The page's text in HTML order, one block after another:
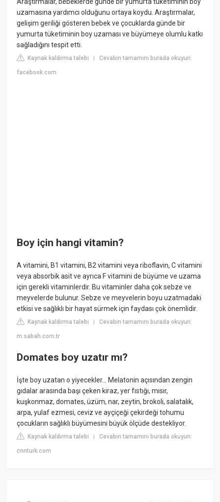
Araştırmalar, bebeklerde günde bir yumurta tüketiminin boy
uzamasına yardımcı olduğunu ortaya koydu. Araştırmalar,
gelişim geriliği gösteren bebek ve çocuklarda günde bir
yumurta tüketiminin boy uzaması ve büyümeye olumlu katkı
sağladığını tespit etti.
Kaynak kaldırma talebi |Cevabın tamamını burada okuyun:
facebook.com
Boy için hangi vitamin?
A vitamini, B1 vitamini, B2 vitamini veya riboflavin, C vitamini
veya absorbik asit ve ayrıca F vitamini de büyüme ve uzama
için gerekli vitaminlerdir. Bu vitaminler daha çok sebze ve
meyvelerde bulunur. Sebze ve meyvelerin boyu uzatmadaki
etkisi ve sağlıklı bir hayat sürmek için faydası çok önemlidir.
Kaynak kaldırma talebi |Cevabın tamamını burada okuyun:
m.sabah.com.tr
Domates boy uzatır mı?
İşte boy uzatan o yiyecekler... Melatonin açısından zengin
gıdalar arasında başı çeken kiraz, yer fıstığı, mısır,
kuşkonmaz, domates, üzüm, nar, zeytin, brokoli, salatalık,
arpa, yulaf ezmesi, ceviz ve ayçiçeği çekirdeği tohumu
çocukların sağlıklı büyümesini büyük ölçüde destekliyor.
Kaynak kaldırma talebi |Cevabın tamamını burada okuyun:
cnnturk.com